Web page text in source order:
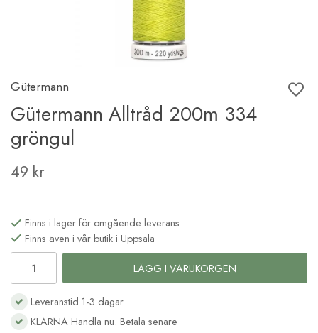
Gütermann
Gütermann Alltråd 200m 334
gröngul
49 kr
Finns i lager för omgående leverans
Finns även i vår butik i Uppsala
LÄGG I VARUKORGEN
Leveranstid 1-3 dagar
KLARNA Handla nu. Betala senare